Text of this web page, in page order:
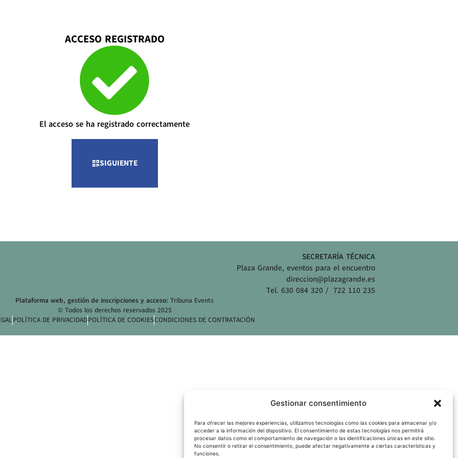
Gestionar consentimiento
Para ofrecer las mejores experiencias, utilizamos tecnologías como las cookies para almacenar y/o
acceder a la información del dispositivo. El consentimiento de estas tecnologías nos permitirá
procesar datos como el comportamiento de navegación o las identificaciones únicas en este sitio.
No consentir o retirar el consentimiento, puede afectar negativamente a ciertas características y
funciones.
ACCESO REGISTRADO
El acceso se ha registrado correctamente
SIGUIENTE
SECRETARÍA TÉCNICA
Plaza Grande, eventos para el encuentro
direccion@plazagrande.es
Tel. 630 084 320 / 722 110 235
Plataforma web, gestión de inscripciones y acceso: Tribuna Events
© Todos los derechos reservados 2025
POLÍTICA DE PRIVACIDADPOLÍTICA DE COOKIESCONDICIONES DE CONTRATACIÓN